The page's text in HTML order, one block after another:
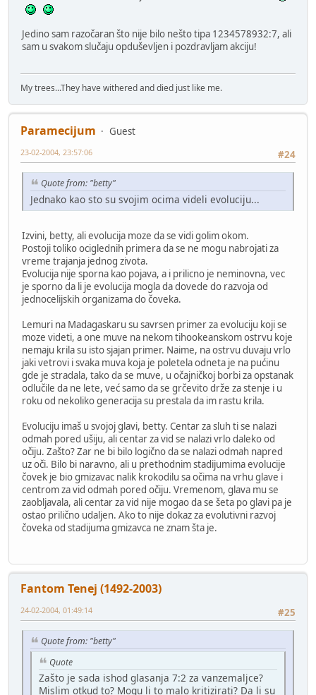
Jedino sam razočaran što nije bilo nešto tipa 1234578932:7, ali
sam u svakom slučaju opduševljen i pozdravljam akciju!
My trees...They have withered and died just like me.
Paramecijum
Guest
#24
23-02-2004, 23:57:06
Quote from: "betty"
Jednako kao sto su svojim ocima videli evoluciju...
Izvini, betty, ali evolucija moze da se vidi golim okom.
Postoji toliko ociglednih primera da se ne mogu nabrojati za
vreme trajanja jednog zivota.
Evolucija nije sporna kao pojava, a i prilicno je neminovna, vec
je sporno da li je evolucija mogla da dovede do razvoja od
jednocelijskih organizama do čoveka.
Lemuri na Madagaskaru su savrsen primer za evoluciju koji se
moze videti, a one muve na nekom tihookeanskom ostrvu koje
nemaju krila su isto sjajan primer. Naime, na ostrvu duvaju vrlo
jaki vetrovi i svaka muva koja je poletela odneta je na pućinu
gde je stradala, tako da se muve, u očajničkoj borbi za opstanak
odlučile da ne lete, već samo da se grčevito drže za stenje i u
roku od nekoliko generacija su prestala da im rastu krila.
Evoluciju imaš u svojoj glavi, betty. Centar za sluh ti se nalazi
odmah pored ušiju, ali centar za vid se nalazi vrlo daleko od
očiju. Zašto? Zar ne bi bilo logično da se nalazi odmah napred
uz oči. Bilo bi naravno, ali u prethodnim stadijumima evolucije
čovek je bio gmizavac nalik krokodilu sa očima na vrhu glave i
centrom za vid odmah pored očiju. Vremenom, glava mu se
zaobljavala, ali centar za vid nije mogao da se šeta po glavi pa je
ostao prilično udaljen. Ako to nije dokaz za evolutivni razvoj
čoveka od stadijuma gmizavca ne znam šta je.
Fantom Tenej (1492-2003)
#25
24-02-2004, 01:49:14
Quote from: "betty"
Quote
Zašto je sada ishod glasanja 7:2 za vanzemaljce?
Mislim otkud to? Mogu li to malo kritizirati? Da li su